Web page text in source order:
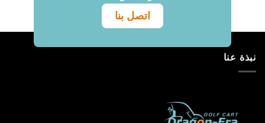
اتصل بنا
نبذة عنا